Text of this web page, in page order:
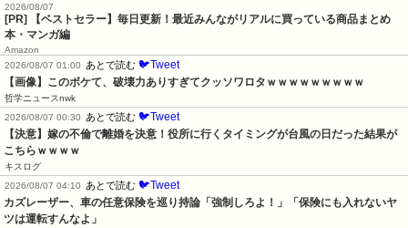
2026/08/07
[PR] 【ベストセラー】毎日更新！最近みんながリアルに買っている商品まとめ
本・マンガ編
Amazon
2026/08/07 01:00
あとで読む 🐦Tweet
【画像】このボケて、破壊力ありすぎてクッソワロタｗｗｗｗｗｗｗｗｗ
哲学ニュースnwk
2026/08/07 00:30
あとで読む 🐦Tweet
【決意】嫁の不倫で離婚を決意！役所に行くタイミングが台風の日だった結果が
こちらｗｗｗｗ
キスログ
2026/08/07 04:10
あとで読む 🐦Tweet
カズレーザー、車の任意保険を巡り持論「強制しろよ！」「保険にも入れないヤ
ツは運転すんなよ」